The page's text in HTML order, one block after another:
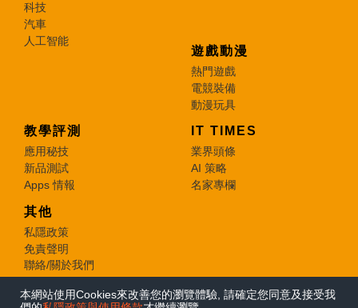
本網站使用Cookies來改善您的瀏覽體驗, 請確定您同意及接受我
科技
汽車
人工智能
遊戲動漫
熱門遊戲
電競裝備
動漫玩具
教學評測
應用秘技
新品測試
Apps 情報
IT TIMES
業界頭條
AI 策略
名家專欄
其他
私隱政策
免責聲明
聯絡/關於我們
© 2026 e-zone. All Rights Reserved.